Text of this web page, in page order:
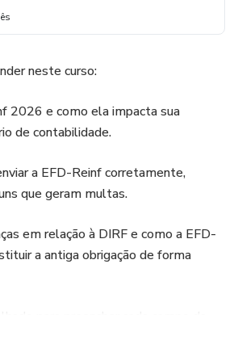
neste curso:
2026 e como ela impacta sua
de contabilidade.
a EFD-Reinf corretamente,
que geram multas.
em relação à DIRF e como a EFD-
a antiga obrigação de forma
para o fisco sem complicação.